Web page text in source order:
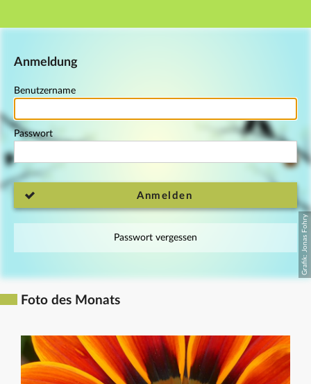
Hauptnavigation
Anmeldung
Benutzername
Passwort
Anmelden
Passwort vergessen
Foto des Monats